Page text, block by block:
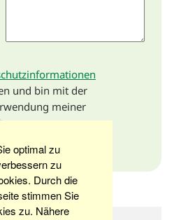
optimal zu
zu
Durch die
stimmen Sie
zu. Nähere
und bin mit der
meiner